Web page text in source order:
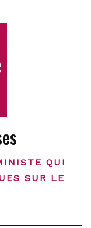
QUI
SUR LE